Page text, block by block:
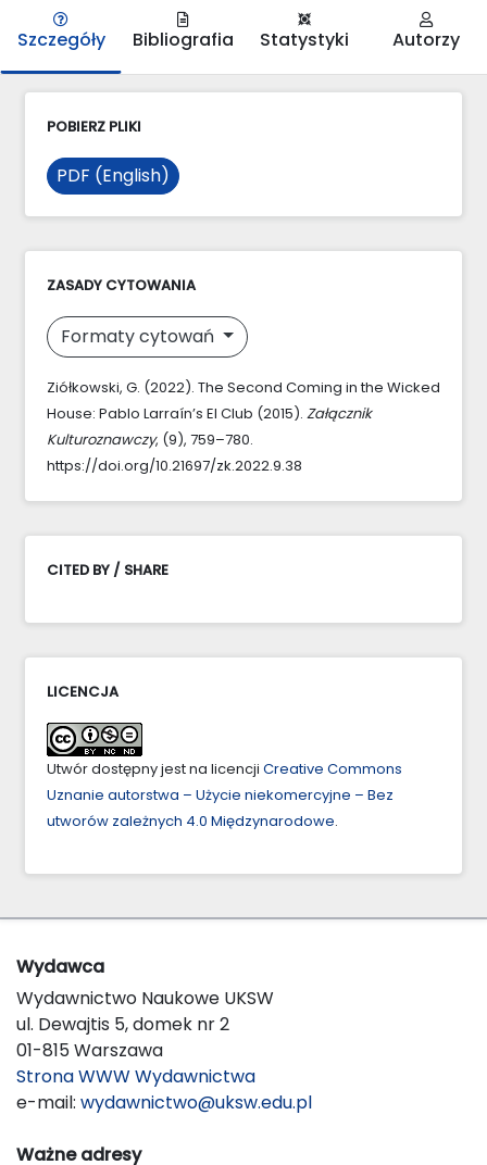
Szczegóły Bibliografia Statystyki Autorzy
POBIERZ PLIKI
PDF (English)
ZASADY CYTOWANIA
Formaty cytowań
Ziółkowski, G. (2022). The Second Coming in the Wicked
House: Pablo Larraín’s El Club (2015). Załącznik
Kulturoznawczy, (9), 759–780.
https://doi.org/10.21697/zk.2022.9.38
CITED BY / SHARE
LICENCJA
Utwór dostępny jest na licencji Creative Commons
Uznanie autorstwa – Użycie niekomercyjne – Bez
utworów zależnych 4.0 Międzynarodowe.
Wydawca
Wydawnictwo Naukowe UKSW
ul. Dewajtis 5, domek nr 2
01-815 Warszawa
Strona WWW Wydawnictwa
e-mail: wydawnictwo@uksw.edu.pl
Ważne adresy